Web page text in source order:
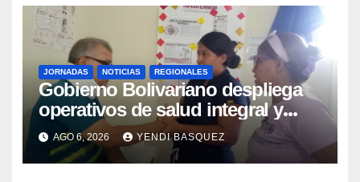
JORNADAS NOTICIAS REGIONALES
Gobierno Bolivariano despliega
operativos de salud integral y
protección social en los
municipios Sucre y Mario Briceño
Iragorry del estado Aragua
AGO 6, 2026 YENDI BASQUEZ